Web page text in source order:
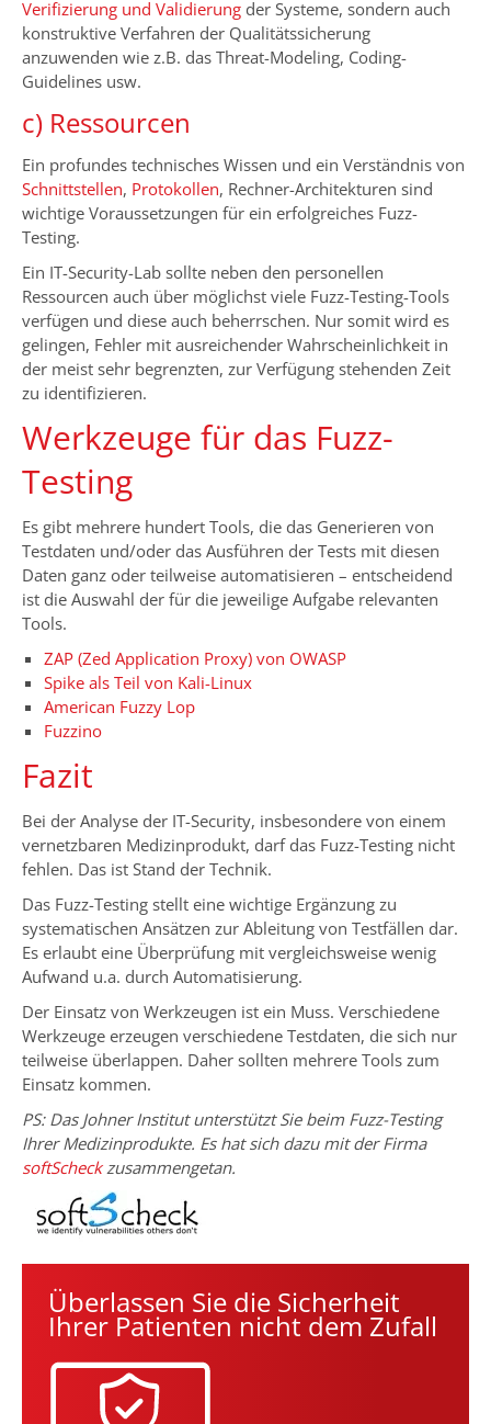
Verifizierung und Validierung der Systeme, sondern auch
konstruktive Verfahren der Qualitätssicherung
anzuwenden wie z.B. das Threat-Modeling, Coding-
Guidelines usw.
c) Ressourcen
Ein profundes technisches Wissen und ein Verständnis von
Schnittstellen, Protokollen, Rechner-Architekturen sind
wichtige Voraussetzungen für ein erfolgreiches Fuzz-
Testing.
Ein IT-Security-Lab sollte neben den personellen
Ressourcen auch über möglichst viele Fuzz-Testing-Tools
verfügen und diese auch beherrschen. Nur somit wird es
gelingen, Fehler mit ausreichender Wahrscheinlichkeit in
der meist sehr begrenzten, zur Verfügung stehenden Zeit
zu identifizieren.
Werkzeuge für das Fuzz-
Testing
Es gibt mehrere hundert Tools, die das Generieren von
Testdaten und/oder das Ausführen der Tests mit diesen
Daten ganz oder teilweise automatisieren – entscheidend
ist die Auswahl der für die jeweilige Aufgabe relevanten
Tools.
ZAP (Zed Application Proxy) von OWASP
Spike als Teil von Kali-Linux
American Fuzzy Lop
Fuzzino
Fazit
Bei der Analyse der IT-Security, insbesondere von einem
vernetzbaren Medizinprodukt, darf das Fuzz-Testing nicht
fehlen. Das ist Stand der Technik.
Das Fuzz-Testing stellt eine wichtige Ergänzung zu
systematischen Ansätzen zur Ableitung von Testfällen dar.
Es erlaubt eine Überprüfung mit vergleichsweise wenig
Aufwand u.a. durch Automatisierung.
Der Einsatz von Werkzeugen ist ein Muss. Verschiedene
Werkzeuge erzeugen verschiedene Testdaten, die sich nur
teilweise überlappen. Daher sollten mehrere Tools zum
Einsatz kommen.
PS: Das Johner Institut unterstützt Sie beim Fuzz-Testing
Ihrer Medizinprodukte. Es hat sich dazu mit der Firma
softScheckzusammengetan.
Überlassen Sie die Sicherheit
Ihrer Patienten nicht dem Zufall